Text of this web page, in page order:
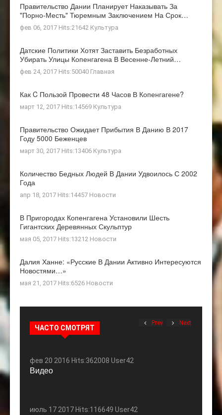
Правительство Дании Планирует Наказывать За
"порно-Месть" Тюремным Заключением На Срок…
фев 06, 2017 Hits:21642 Культура
Датские Политики Хотят Заставить Безработных
Убирать Улицы Копенгагена В Весенне-Летний…
фев 24, 2017 Hits:50040 Главная
Как C Пользой Провести 48 Часов В Копенгагене?
март 12, 2017 Hits:14569 Культура
Правительство Ожидает Прибытия В Данию В 2017
Году 5000 Беженцев
март 30, 2017 Hits:13406 Культура
Количество Бедных Людей В Дании Удвоилось С 2002
Года
апр 18, 2017 Hits:14457 Новости
В Пригородах Копенгагена Установили Шесть
Гигантских Деревянных Скульптур
мая 05, 2017 Hits:13212 Новости
Далия Ханне: «Русские В Дании Активно Интересуются
Новостями…»
мая 21, 2017 Hits:6526 Новости
ЧАСТО СМОТРЯТ
Prev Next
фев 20 2016 Hits:362008 User42
Видео
июль 17 2017 Hits:116649 User42